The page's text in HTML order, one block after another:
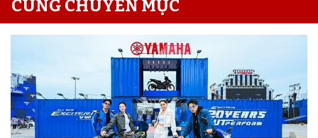
CÙNG CHUYÊN MỤC